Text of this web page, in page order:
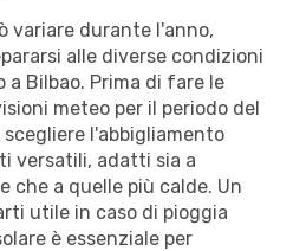
variare durante l'anno,
alle diverse condizioni
Bilbao. Prima di fare le
meteo per il periodo del
l'abbigliamento
versatili, adatti sia a
che a quelle più calde. Un
utile in caso di pioggia
è essenziale per